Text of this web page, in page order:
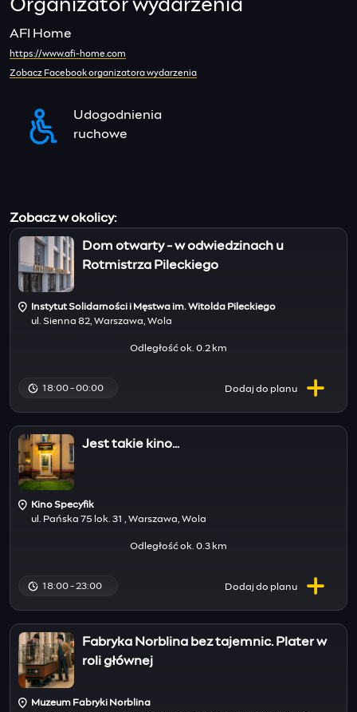
Organizator wydarzenia
AFI Home
https://www.afi-home.com
Zobacz Facebook organizatora wydarzenia
Udogodnienia
ruchowe
Zobacz w okolicy:
Dom otwarty - w odwiedzinach u
Rotmistrza Pileckiego
Instytut Solidarności i Męstwa im. Witolda Pileckiego
ul. Sienna 82, Warszawa, Wola
Odległość ok. 0.2 km
18:00 - 00:00 Dodaj do planu
Jest takie kino…
Kino Specyfik
ul. Pańska 75 lok. 31 , Warszawa, Wola
Odległość ok. 0.3 km
18:00 - 23:00 Dodaj do planu
Fabryka Norblina bez tajemnic. Plater w
roli głównej
Muzeum Fabryki Norblina